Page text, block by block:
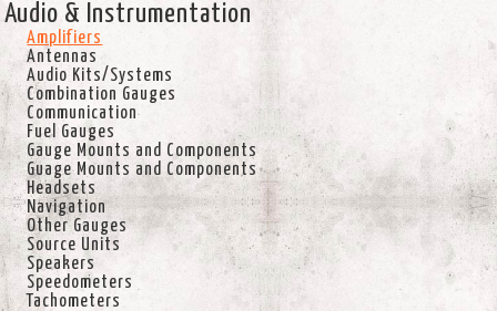
Audio & Instrumentation
Amplifiers
Antennas
Audio Kits/Systems
Combination Gauges
Communication
Fuel Gauges
Gauge Mounts and Components
Guage Mounts and Components
Headsets
Navigation
Other Gauges
Source Units
Speakers
Speedometers
Tachometers